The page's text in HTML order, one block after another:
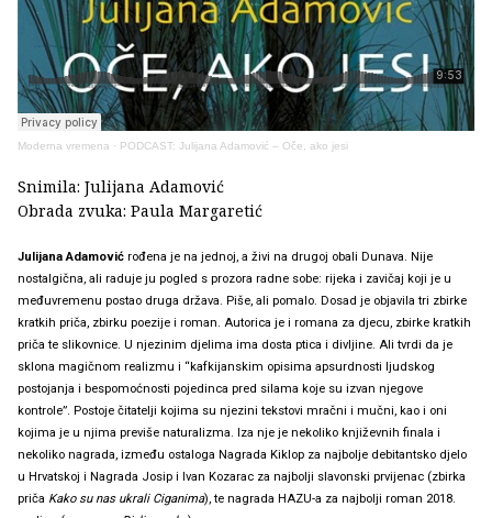
Moderna vremena · PODCAST: Julijana Adamović – Oče, ako jesi
Snimila: Julijana Adamović
Obrada zvuka: Paula Margaretić
Julijana Adamović rođena je na jednoj, a živi na drugoj obali Dunava. Nije
nostalgična, ali raduje ju pogled s prozora radne sobe: rijeka i zavičaj koji je u
međuvremenu postao druga država. Piše, ali pomalo. Dosad je objavila tri zbirke
kratkih priča, zbirku poezije i roman. Autorica je i romana za djecu, zbirke kratkih
priča te slikovnice. U njezinim djelima ima dosta ptica i divljine. Ali tvrdi da je
sklona magičnom realizmu i “kafkijanskim opisima apsurdnosti ljudskog
postojanja i bespomoćnosti pojedinca pred silama koje su izvan njegove
kontrole”. Postoje čitatelji kojima su njezini tekstovi mračni i mučni, kao i oni
kojima je u njima previše naturalizma. Iza nje je nekoliko književnih finala i
nekoliko nagrada, između ostaloga Nagrada Kiklop za najbolje debitantsko djelo
u Hrvatskoj i Nagrada Josip i Ivan Kozarac za najbolji slavonski prvijenac (zbirka
priča Kako su nas ukrali Ciganima), te nagrada HAZU-a za najbolji roman 2018.